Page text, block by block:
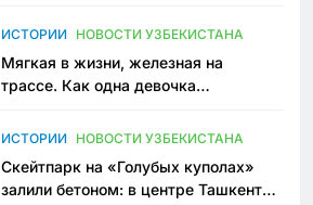
ИСТОРИИ НОВОСТИ УЗБЕКИСТАНА
Мягкая в жизни, железная на
трассе. Как одна девочка
Узбекистане
ИСТОРИИ НОВОСТИ УЗБЕКИСТАНА
Скейтпарк на «Голубых куполах»
залили бетоном: в центре Ташкента